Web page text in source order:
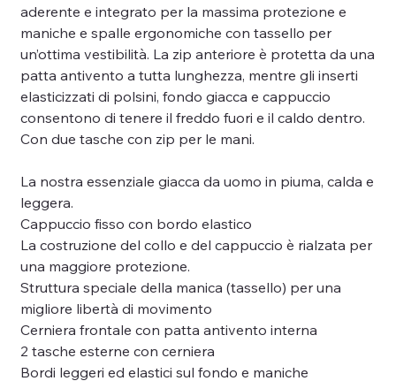
aderente e integrato per la massima protezione e
maniche e spalle ergonomiche con tassello per
un’ottima vestibilità. La zip anteriore è protetta da una
patta antivento a tutta lunghezza, mentre gli inserti
elasticizzati di polsini, fondo giacca e cappuccio
consentono di tenere il freddo fuori e il caldo dentro.
Con due tasche con zip per le mani.
La nostra essenziale giacca da uomo in piuma, calda e
leggera.
Cappuccio fisso con bordo elastico
La costruzione del collo e del cappuccio è rialzata per
una maggiore protezione.
Struttura speciale della manica (tassello) per una
migliore libertà di movimento
Cerniera frontale con patta antivento interna
2 tasche esterne con cerniera
Bordi leggeri ed elastici sul fondo e maniche